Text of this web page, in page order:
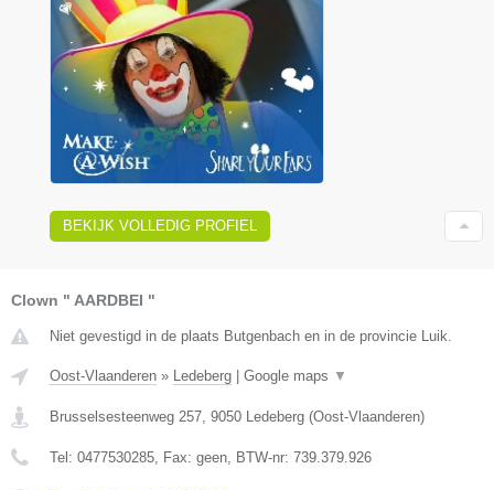
BEKIJK VOLLEDIG PROFIEL
Clown " AARDBEI "
Niet gevestigd in de plaats Butgenbach en in de provincie Luik.
Oost-Vlaanderen » Ledeberg | Google maps ▼
Brusselsesteenweg 257 9050 Ledeberg (Oost-Vlaanderen)
Tel: 0477530285 , Fax: geen , BTW-nr: 739.379.926